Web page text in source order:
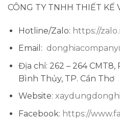
CÔNG TY TNHH THIẾT KẾ
Hotline/Zalo: https://
Email:
Địa chỉ: 262 – 264 CMT8,
Bình Thủy, TP. Cần Thơ
Website:
Facebook: https://